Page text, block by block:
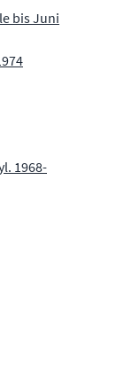
bis Juni
1968-